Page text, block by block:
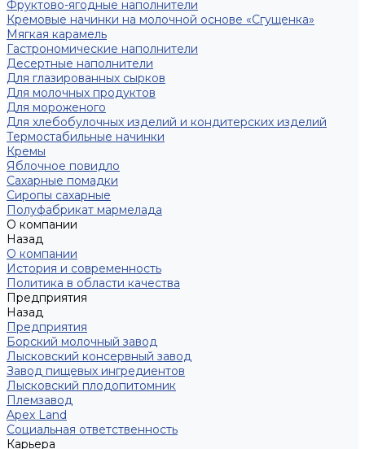
Фруктово-ягодные наполнители
Кремовые начинки на молочной основе «Сгущенка»
Мягкая карамель
Гастрономические наполнители
Десертные наполнители
Для глазированных сырков
Для молочных продуктов
Для мороженого
Для хлебобулочных изделий и кондитерских изделий
Термостабильные начинки
Кремы
Яблочное повидло
Сахарные помадки
Сиропы сахарные
Полуфабрикат мармелада
О компании
Назад
О компании
История и современность
Политика в области качества
Предприятия
Назад
Предприятия
Борский молочный завод
Лысковский консервный завод
Завод пищевых ингредиентов
Лысковский плодопитомник
Племзавод
Apex Land
Социальная ответственность
Карьера